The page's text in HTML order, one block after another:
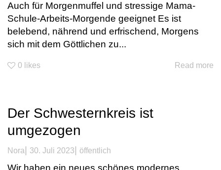
Auch für Morgenmuffel und stressige Mama-
Schule-Arbeits-Morgende geeignet Es ist
belebend, nährend und erfrischend, Morgens
sich mit dem Göttlichen zu...
0 likes Read more
Der Schwesternkreis ist
umgezogen
Nora 30. Juli 2023 öffentlich
Wir haben ein neues schönes modernes